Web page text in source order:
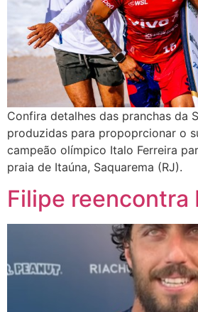
Confira detalhes das pranchas da
produzidas para propoprcionar o
campeão olímpico Italo Ferreira
praia de Itaúna, Saquarema (RJ).
Filipe reencontra